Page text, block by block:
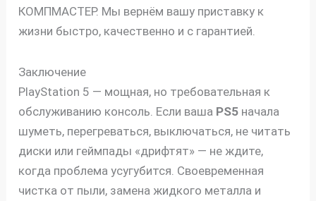
КОМПМАСТЕР. Мы вернём вашу приставку к
жизни быстро, качественно и с гарантией.
Заключение
PlayStation 5 — мощная, но требовательная к
обслуживанию консоль. Если ваша PS5 начала
шуметь, перегреваться, выключаться, не читать
диски или геймпады «дрифтят» — не ждите,
когда проблема усугубится. Своевременная
чистка от пыли, замена жидкого металла и